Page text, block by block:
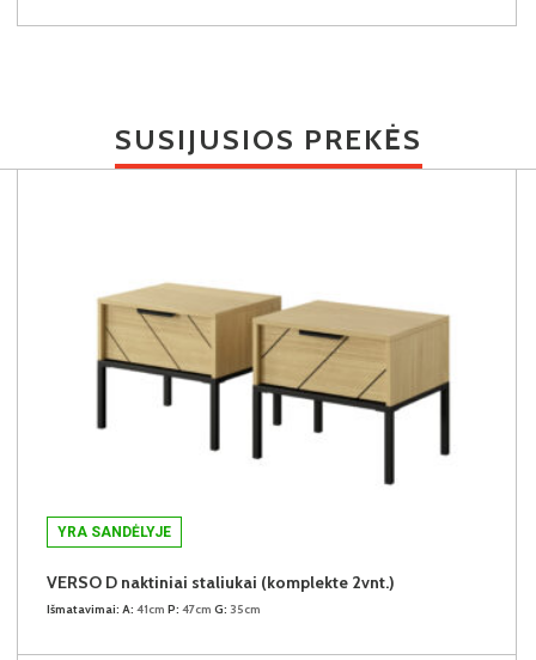
SUSIJUSIOS PREKĖS
YRA SANDĖLYJE
VERSO D naktiniai staliukai (komplekte 2vnt.)
Išmatavimai: A: 41cm P: 47cm G: 35cm